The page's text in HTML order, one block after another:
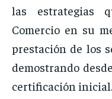
las estrategias
Comercio en su
prestación de los
demostrando
certificación inicial.